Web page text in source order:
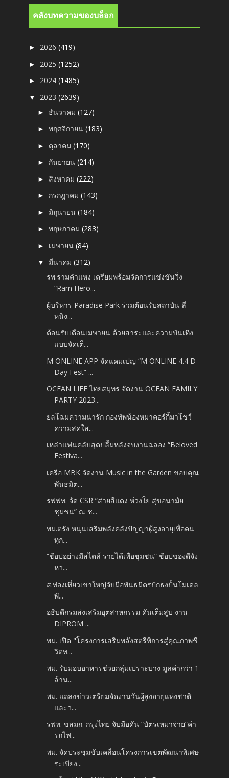
คลังบทความของบล็อก
► 2026(419)
► 2025(1252)
► 2024(1485)
▼ 2023(2639)
► ธันวาคม(127)
►พฤศจิกายน(183)
► ตุลาคม(170)
► กันยายน(214)
► สิงหาคม(222)
► กรกฎาคม(143)
► มิถุนายน(184)
►พฤษภาคม(283)
► เมษายน(84)
▼ มีนาคม(312)
รพ.รามคำแหง เตรียมพร้อมจัดการแข่งขันวิ่ง
“Ram Hero...
ผู้บริหาร Paradise Park ร่วมต้อนรับสถาบัน ลี่
หนิง...
ต้อนรับเดือนเมษายน ด้วยสาระและความบันเทิง
แบบจัดเต็...
M ONLINE APP จัดแคมเปญ “M ONLINE 4.4 D-
Day Fest” ...
OCEAN LIFE ไทยสมุทร จัดงาน OCEAN FAMILY
PARTY 2023...
ยลโฉมความน่ารัก กองทัพน้องหมาคอร์กี้มาโชว์
ความสดใส...
เหล่าแฟนคลับสุดปลื้มหลังจบงานฉลอง “Beloved
Festiva...
เครือ MBK จัดงาน Music in the Garden ขอบคุณ
พันธมิต...
รฟฟท. จัด CSR “สายสีแดง ห่วงใย สุขอนามัย
ชุมชน” ณ ช...
พม.ตรัง หนุนเสริมพลังคลังปัญญาผู้สูงอายุเพื่อคน
ทุก...
“ช้อปอย่างมีสไตล์ รายได้เพื่อชุมชน” ช้อปของดีจัง
หว...
ส.ท่องเที่ยวเขาใหญ่จับมือพันธมิตรปักธงปั้นโมเดล
พั...
อธิบดีกรมส่งเสริมอุตสาหกรรม ดันเต็มสูบ งาน
DIPROM ...
พม. เปิด "โครงการเสริมพลังสตรีพิการสู่คุณภาพชี
วิตท...
พม. รับมอบอาหารช่วยกลุ่มเปราะบาง มูลค่ากว่า 1
ล้าน...
พม. แถลงข่าวเตรียมจัดงานวันผู้สูงอายุแห่งชาติ
และว...
รฟท. ขสมก. กรุงไทย จับมือดัน “บัตรเหมาจ่าย”ค่า
รถไฟ...
พม. จัดประชุมขับเคลื่อนโครงการเขตพัฒนาพิเศษ
ระเบียง...